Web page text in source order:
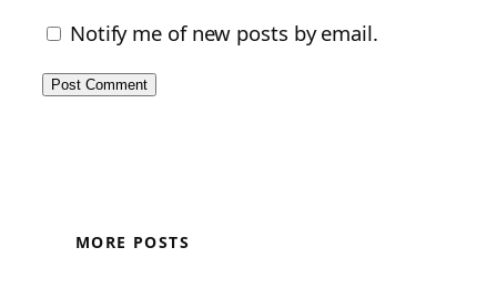
Notify me of new posts by email.
MORE POSTS